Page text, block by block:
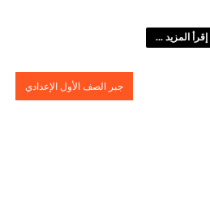
إقرأ المزيد ...
جبر الصف الأول الإعدادي